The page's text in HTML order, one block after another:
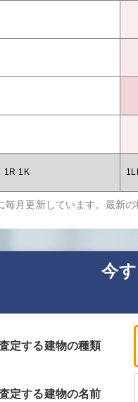
1R 1K
月更新しています。最新の
今
定する建物の種類
定する建物の名前